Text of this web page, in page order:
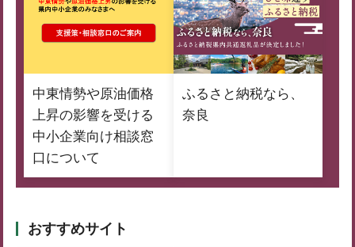
中東情勢や原油価格
上昇の影響を受ける
中小企業向け相談窓
口について
ふるさと納税なら、
奈良
おすすめサイト